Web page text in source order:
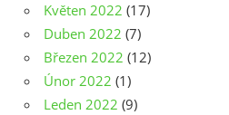
Květen 2022 (17)
Duben 2022 (7)
Březen 2022 (12)
Únor 2022 (1)
Leden 2022 (9)